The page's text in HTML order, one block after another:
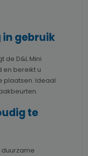
gebruik
de D&L Mini
en bereikt u
plaatsen. Ideaal
te
duurzame